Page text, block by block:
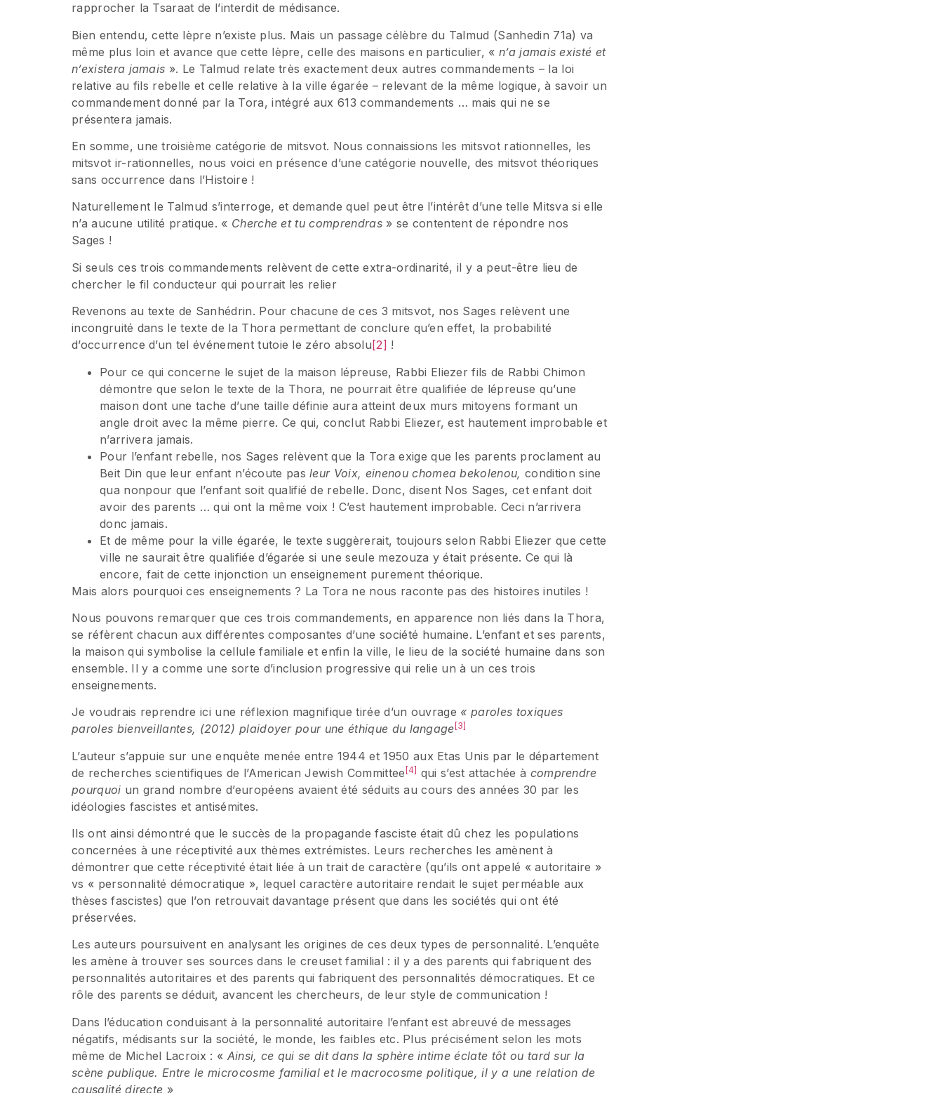
rapprocher la Tsaraat de l’interdit de médisance.
Bien entendu, cette lèpre n’existe plus. Mais un passage célèbre du Talmud (Sanhedin 71a) va
même plus loin et avance que cette lèpre, celle des maisons en particulier, « n’a jamais existé et
n’existera jamais ». Le Talmud relate très exactement deux autres commandements – la loi
relative au fils rebelle et celle relative à la ville égarée – relevant de la même logique, à savoir un
commandement donné par la Tora, intégré aux 613 commandements … mais qui ne se
présentera jamais.
En somme, une troisième catégorie de mitsvot. Nous connaissions les mitsvot rationnelles, les
mitsvot ir-rationnelles, nous voici en présence d’une catégorie nouvelle, des mitsvot théoriques
sans occurrence dans l’Histoire !
Naturellement le Talmud s’interroge, et demande quel peut être l’intérêt d’une telle Mitsva si elle
n’a aucune utilité pratique. « Cherche et tu comprendras» se contentent de répondre nos
Sages !
Si seuls ces trois commandements relèvent de cette extra-ordinarité, il y a peut-être lieu de
chercher le fil conducteur qui pourrait les relier
Revenons au texte de Sanhédrin. Pour chacune de ces 3 mitsvot, nos Sages relèvent une
incongruité dans le texte de la Thora permettant de conclure qu’en effet, la probabilité
d’occurrence d’un tel événement tutoie le zéro absolu [2] !
Pour ce qui concerne le sujet de la maison lépreuse, Rabbi Eliezer fils de Rabbi Chimon
démontre que selon le texte de la Thora, ne pourrait être qualifiée de lépreuse qu’une
maison dont une tache d’une taille définie aura atteint deux murs mitoyens formant un
angle droit avec la même pierre. Ce qui, conclut Rabbi Eliezer, est hautement improbable et
n’arrivera jamais.
Pour l’enfant rebelle, nos Sages relèvent que la Tora exige que les parents proclament au
Beit Din que leur enfant n’écoute pasleur Voix, einenou chomea bekolenou,condition sine
qua nonpour que l’enfant soit qualifié de rebelle. Donc, disent Nos Sages, cet enfant doit
avoir des parents … qui ont la même voix ! C’est hautement improbable. Ceci n’arrivera
donc jamais.
Et de même pour la ville égarée, le texte suggèrerait, toujours selon Rabbi Eliezer que cette
ville ne saurait être qualifiée d’égarée si une seule mezouza y était présente. Ce qui là
encore, fait de cette injonction un enseignement purement théorique.
Mais alors pourquoi ces enseignements ? La Tora ne nous raconte pas des histoires inutiles !
Nous pouvons remarquer que ces trois commandements, en apparence non liés dans la Thora,
se réfèrent chacun aux différentes composantes d’une société humaine. L’enfant et ses parents,
la maison qui symbolise la cellule familiale et enfin la ville, le lieu de la société humaine dans son
ensemble. Il y a comme une sorte d’inclusion progressive qui relie un à un ces trois
enseignements.
Je voudrais reprendre ici une réflexion magnifique tirée d’un ouvrage « paroles toxiques
paroles bienveillantes, (2012) plaidoyer pour une éthique du langage [3]
L’auteur s’appuie sur une enquête menée entre 1944 et 1950 aux Etas Unis par le département
de recherches scientifiques de l’American Jewish Committee[4] qui s’est attachée à comprendre
pourquoi un grand nombre d’européens avaient été séduits au cours des années 30 par les
idéologies fascistes et antisémites.
Ils ont ainsi démontré que le succès de la propagande fasciste était dû chez les populations
concernées à une réceptivité aux thèmes extrémistes. Leurs recherches les amènent à
démontrer que cette réceptivité était liée à un trait de caractère (qu’ils ont appelé « autoritaire »
vs « personnalité démocratique », lequel caractère autoritaire rendait le sujet perméable aux
thèses fascistes) que l’on retrouvait davantage présent que dans les sociétés qui ont été
préservées.
Les auteurs poursuivent en analysant les origines de ces deux types de personnalité. L’enquête
les amène à trouver ses sources dans le creuset familial : il y a des parents qui fabriquent des
personnalités autoritaires et des parents qui fabriquent des personnalités démocratiques. Et ce
rôle des parents se déduit, avancent les chercheurs, de leur style de communication !
Dans l’éducation conduisant à la personnalité autoritaire l’enfant est abreuvé de messages
négatifs, médisants sur la société, le monde, les faibles etc. Plus précisément selon les mots
même de Michel Lacroix : « Ainsi, ce qui se dit dans la sphère intime éclate tôt ou tard sur la
scène publique. Entre le microcosme familial et le macrocosme politique, il y a une relation de
causalité directe »